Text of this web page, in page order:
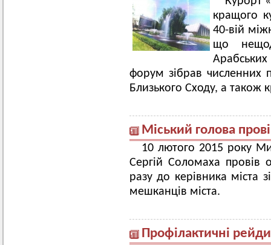
кращого
40-вій
що
форум зібрав численних
Близького Сходу, а також
Міський голова
10 лютого 2015 року
Сергій Соломаха провів
разу до керівника міста
мешканців міста.
Профілактичні рейди